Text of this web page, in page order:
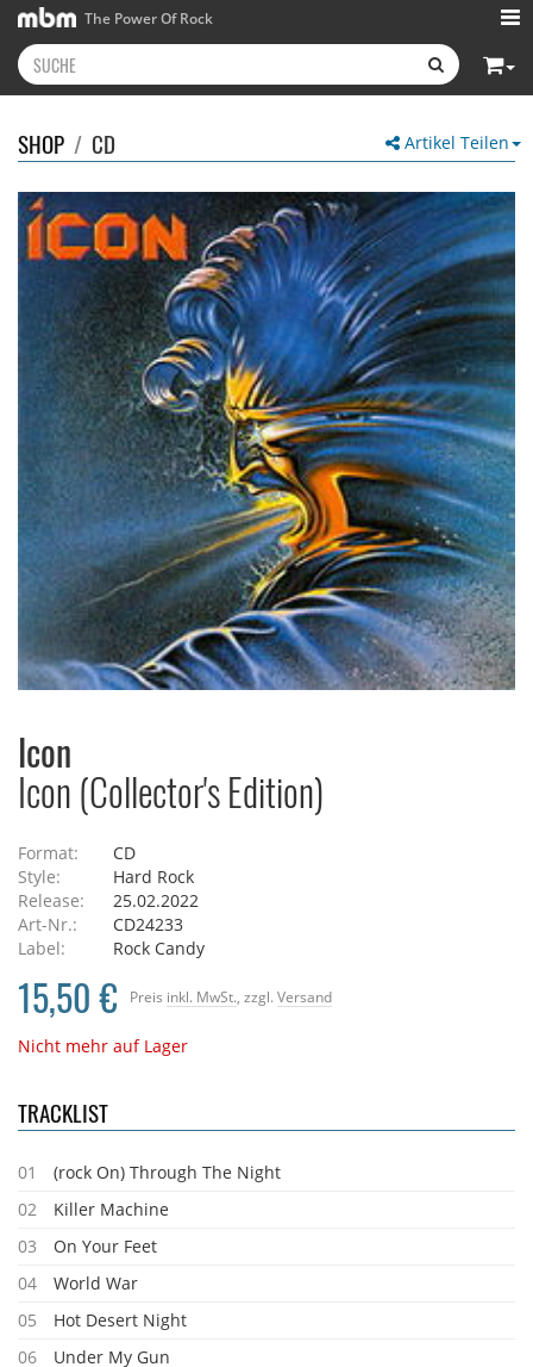
The Power Of Rock
Artikel Teilen
SHOP / CD
Icon
Icon (Collector's Edition)
Format:
CD
Style:
Hard Rock
Release:
25.02.2022
Art-Nr.:
CD24233
Label:
Rock Candy
Preis inkl. MwSt. , zzgl. Versand
15,50 €
Nicht mehr auf Lager
TRACKLIST
01
(rock On) Through The Night
02
Killer Machine
03
On Your Feet
04
World War
05
Hot Desert Night
06
Under My Gun